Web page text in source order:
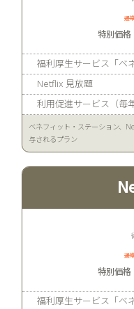
福利厚生サービス「ベ
Netflix 見放題
利用促進サービス（毎
ベネフィット・ステーション、
与されるプラン
福利厚生サービス「ベ